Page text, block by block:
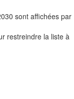
sont affichées par
restreindre la liste à